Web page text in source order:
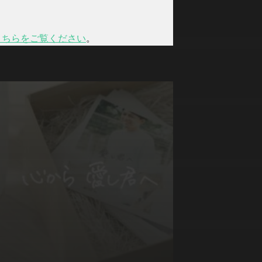
らをご覧ください。